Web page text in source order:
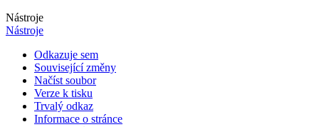
Nástroje
Nástroje
Odkazuje sem
Související změny
Načíst soubor
Verze k tisku
Trvalý odkaz
Informace o stránce